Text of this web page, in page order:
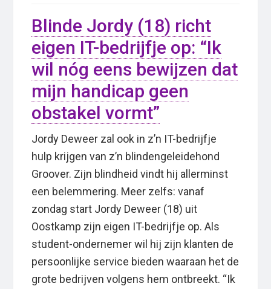
Blinde Jordy (18) richt
eigen IT-bedrijfje op: “Ik
wil nóg eens bewijzen dat
mijn handicap geen
obstakel vormt”
Jordy Deweer zal ook in z’n IT-bedrijfje
hulp krijgen van z’n blindengeleidehond
Groover. Zijn blindheid vindt hij allerminst
een belemmering. Meer zelfs: vanaf
zondag start Jordy Deweer (18) uit
Oostkamp zijn eigen IT-bedrijfje op. Als
student-ondernemer wil hij zijn klanten de
persoonlijke service bieden waaraan het de
grote bedrijven volgens hem ontbreekt. “Ik